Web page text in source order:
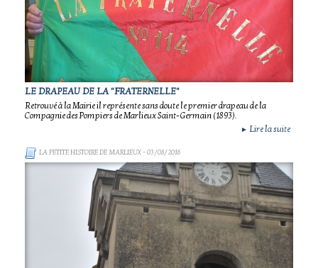
LE DRAPEAU DE LA "FRATERNELLE"
Retrouvé à la Mairie il représente sans doute le premier drapeau de la
Compagnie des Pompiers de Marlieux Saint-Germain (1893).
► Lire la suite
LA PETITE HISTOIRE DE MARLIEUX- 03/08/2016